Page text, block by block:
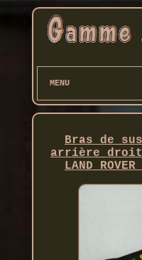
MENU
Bras de
arrière droit
LAND